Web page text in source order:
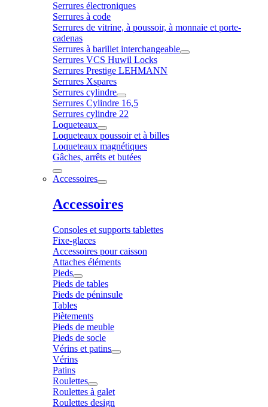
Serrures électroniques
Serrures à code
Serrures de vitrine, à poussoir, à monnaie et porte-
cadenas
Serrures à barillet interchangeable
Serrures VCS Huwil Locks
Serrures Prestige LEHMANN
Serrures Xspares
Serrures cylindre
Serrures Cylindre 16,5
Serrures cylindre 22
Loqueteaux
Loqueteaux poussoir et à billes
Loqueteaux magnétiques
Gâches, arrêts et butées
Accessoires
Accessoires
Consoles et supports tablettes
Fixe-glaces
Accessoires pour caisson
Attaches éléments
Pieds
Pieds de tables
Pieds de péninsule
Tables
Piètements
Pieds de meuble
Pieds de socle
Vérins et patins
Vérins
Patins
Roulettes
Roulettes à galet
Roulettes design